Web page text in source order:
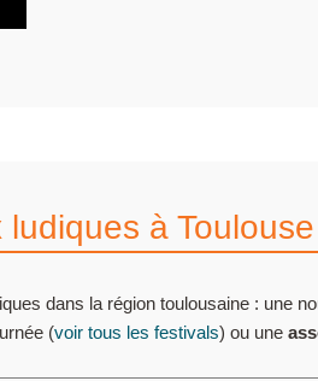
à Toulouse
dans la région toulousaine : une
(voir tous les festivals) ou une